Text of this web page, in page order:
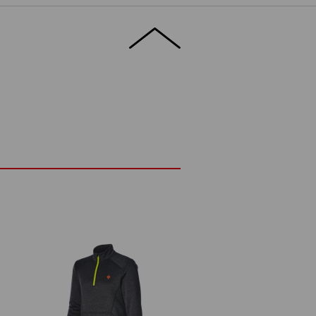
Temperaturen angenehm warm,
Wärmeschicht und kann bequem unter
bei voller Bewegungsfreiheit.
Stretch-Anteil
Nicht bleichen
Kalt bügeln